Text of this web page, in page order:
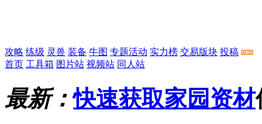
攻略 练级 灵兽 装备 牛图 专题活动 实力榜 交易版块 投稿
首页 工具箱 图片站 视频站 同人站
最新：快速获取家园资材